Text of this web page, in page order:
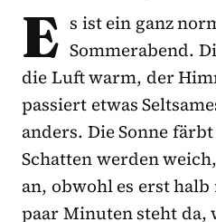
E s ist ein ganz
Sommerabend.
die Luft warm, der
passiert etwas
anders. Die Sonne
Schatten werden
an, obwohl es erst
paar Minuten steht da,